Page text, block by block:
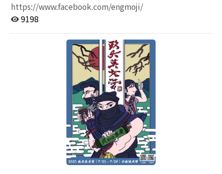
https://www.facebook.com/engmoji/
9198